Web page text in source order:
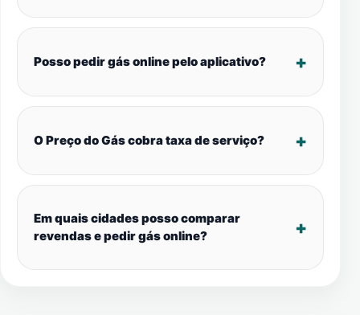
Posso pedir gás online pelo aplicativo?
O Preço do Gás cobra taxa de serviço?
Em quais cidades posso comparar
revendas e pedir gás online?